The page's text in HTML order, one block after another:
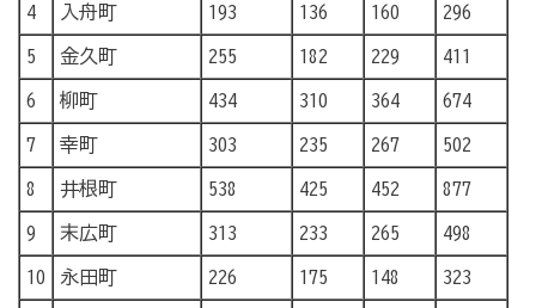
4 入舟町 193 136 160 296
5 金久町 255 182 229 411
6 柳町 434 310 364 674
7 幸町 303 235 267 502
8 井根町 538 425 452 877
9 末広町 313 233 265 498
10 永田町 226 175 148 323